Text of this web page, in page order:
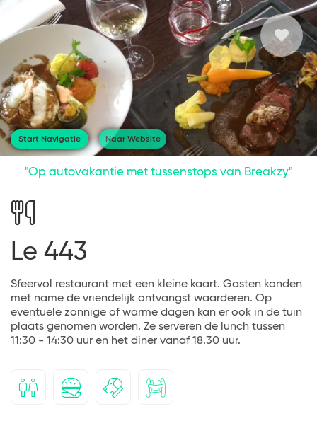
Naar Website
Start Navigatie
"Op autovakantie met tussenstops van Breakzy"
Le 443
Sfeervol restaurant met een kleine kaart. Gasten konden
met name de vriendelijk ontvangst waarderen. Op
eventuele zonnige of warme dagen kan er ook in de tuin
plaats genomen worden. Ze serveren de lunch tussen
11:30 - 14:30 uur en het diner vanaf 18.30 uur.